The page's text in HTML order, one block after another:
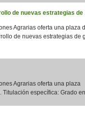
de nuevas estrategias de
Agrarias oferta una plaza
de nuevas estrategias de
Agrarias oferta una plaza
específica: Grado